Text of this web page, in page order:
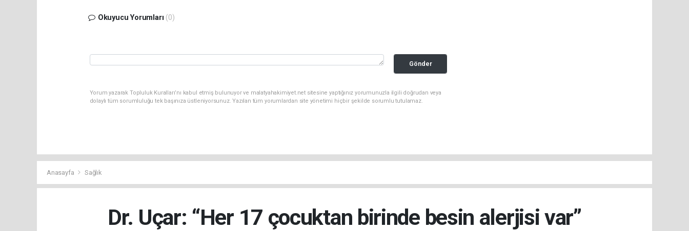
Okuyucu Yorumları (0)
Gönder
Yorum yazarak Topluluk Kuralları’nı kabul etmiş bulunuyor ve malatyahakimiyet.net sitesine yaptığınız yorumunuzla ilgili doğrudan veya
dolaylı tüm sorumluluğu tek başınıza üstleniyorsunuz. Yazılan tüm yorumlardan site yönetimi hiçbir şekilde sorumlu tutulamaz.
Anasayfa Sağlık
Dr. Uçar: “Her 17 çocuktan birinde besin alerjisi var”